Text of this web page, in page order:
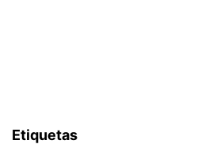
Etiquetas